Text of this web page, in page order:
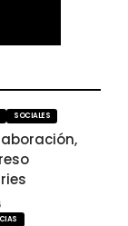
SOCIALES